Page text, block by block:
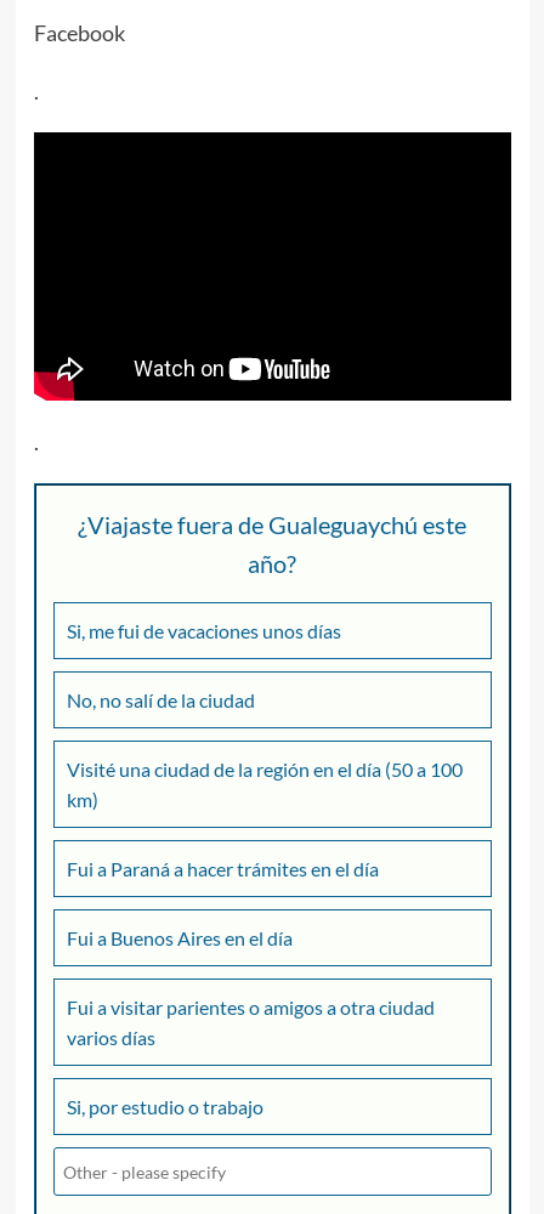
Facebook
.
.
¿Viajaste fuera de Gualeguaychú este
año?
Si, me fui de vacaciones unos días
No, no salí de la ciudad
Visité una ciudad de la región en el día (50 a 100
km)
Fui a Paraná a hacer trámites en el día
Fui a Buenos Aires en el día
Fui a visitar parientes o amigos a otra ciudad
varios días
Si, por estudio o trabajo